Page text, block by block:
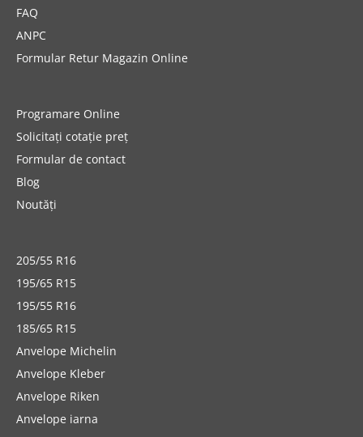
FAQ
ANPC
Formular Retur Magazin Online
Programare Online
Solicitați cotație preț
Formular de contact
Blog
Noutăți
205/55 R16
195/65 R15
195/55 R16
185/65 R15
Anvelope Michelin
Anvelope Kleber
Anvelope Riken
Anvelope iarna